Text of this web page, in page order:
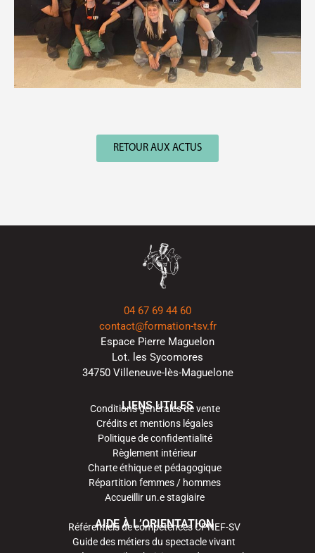
RETOUR AUX ACTUS
04 67 69 44 60
contact@formation-tsv.fr
Espace Pierre Maguelon
Lot. les Sycomores
34750 Villeneuve-lès-Maguelone
LIENS UTILES
Conditions générales de vente
Crédits et mentions légales
Politique de confidentialité
Règlement intérieur
Charte éthique et pédagogique
Répartition femmes / hommes
Accueillir un.e stagiaire
AIDE À L’ORIENTATION
Référentiels de compétences CPNEF-SV
Guide des métiers du spectacle vivant